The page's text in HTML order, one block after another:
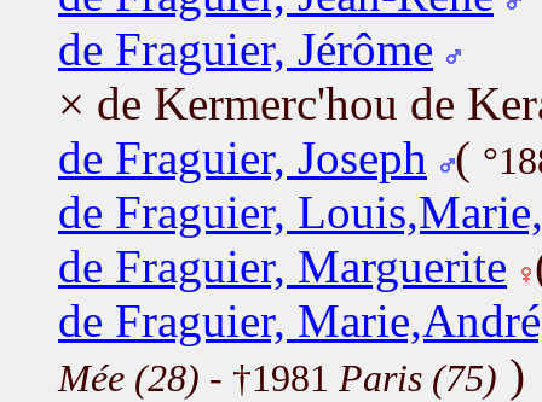
de Fraguier, Jérôme
× de Kermerc'hou de
de Fraguier, Joseph
(
de Fraguier,
de Fraguier, Marguerite
de Fraguier,
Mée (28) - †1981 Paris (75) )